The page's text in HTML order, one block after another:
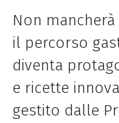
Non mancherà
il percorso
diventa
e ricette
gestito dalle